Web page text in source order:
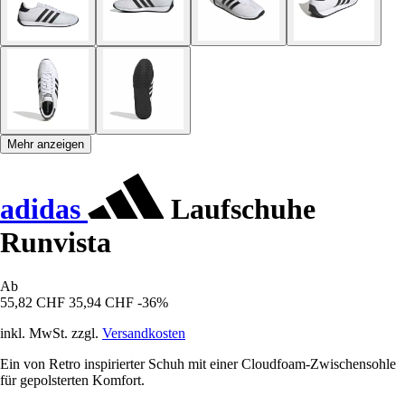
Mehr anzeigen
adidas
Laufschuhe
Runvista
Ab
55,82 CHF 35,94 CHF -36%
inkl. MwSt. zzgl. Versandkosten
Ein von Retro inspirierter Schuh mit einer Cloudfoam-Zwischensohle
für gepolsterten Komfort.